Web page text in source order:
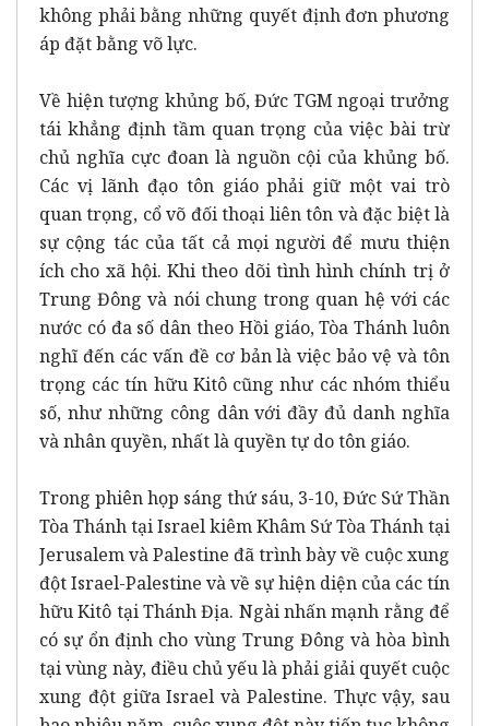
không phải bằng những quyết định đơn phương
áp đặt bằng võ lực.
Về hiện tượng khủng bố, Đức TGM ngoại trưởng
tái khẳng định tầm quan trọng của việc bài trừ
chủ nghĩa cực đoan là nguồn cội của khủng bố.
Các vị lãnh đạo tôn giáo phải giữ một vai trò
quan trọng, cổ võ đối thoại liên tôn và đặc biệt là
sự cộng tác của tất cả mọi người để mưu thiện
ích cho xã hội. Khi theo dõi tình hình chính trị ở
Trung Đông và nói chung trong quan hệ với các
nước có đa số dân theo Hồi giáo, Tòa Thánh luôn
nghĩ đến các vấn đề cơ bản là việc bảo vệ và tôn
trọng các tín hữu Kitô cũng như các nhóm thiểu
số, như những công dân với đầy đủ danh nghĩa
và nhân quyền, nhất là quyền tự do tôn giáo.
Trong phiên họp sáng thứ sáu, 3-10, Đức Sứ Thần
Tòa Thánh tại Israel kiêm Khâm Sứ Tòa Thánh tại
Jerusalem và Palestine đã trình bày về cuộc xung
đột Israel-Palestine và về sự hiện diện của các tín
hữu Kitô tại Thánh Địa. Ngài nhấn mạnh rằng để
có sự ổn định cho vùng Trung Đông và hòa bình
tại vùng này, điều chủ yếu là phải giải quyết cuộc
xung đột giữa Israel và Palestine. Thực vậy, sau